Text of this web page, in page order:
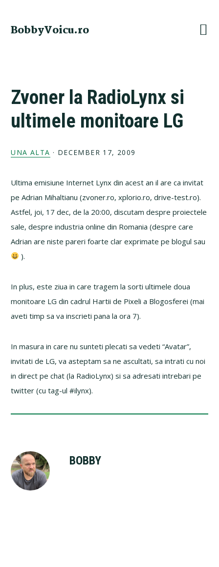
primary
main
primary
footer
BobbyVoicu.ro
Zvoner la RadioLynx si
ultimele monitoare LG
UNA ALTA · DECEMBER 17, 2009
Ultima emisiune Internet Lynx din acest an il are ca invitat
pe Adrian Mihaltianu (zvoner.ro, xplorio.ro, drive-test.ro).
Astfel, joi, 17 dec, de la 20:00, discutam despre proiectele
sale, despre industria online din Romania (despre care
Adrian are niste pareri foarte clar exprimate pe blogul sau
).
In plus, este ziua in care tragem la sorti ultimele doua
monitoare LG din cadrul Hartii de Pixeli a Blogosferei (mai
aveti timp sa va inscrieti pana la ora 7).
In masura in care nu sunteti plecati sa vedeti “Avatar”,
invitati de LG, va asteptam sa ne ascultati, sa intrati cu noi
in direct pe chat (la RadioLynx) si sa adresati intrebari pe
twitter (cu tag-ul #ilynx).
BOBBY